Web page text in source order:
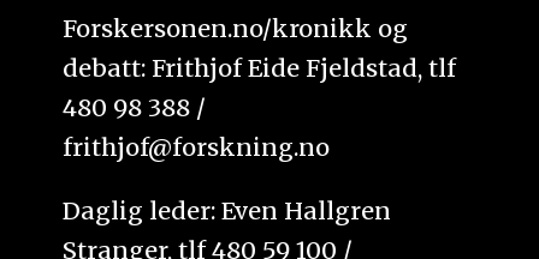
Forskersonen.no/kronikk og
debatt: Frithjof Eide Fjeldstad, tlf
480 98 388 /
frithjof@forskning.no
Daglig leder: Even Hallgren
Stranger, tlf 480 59 100 /